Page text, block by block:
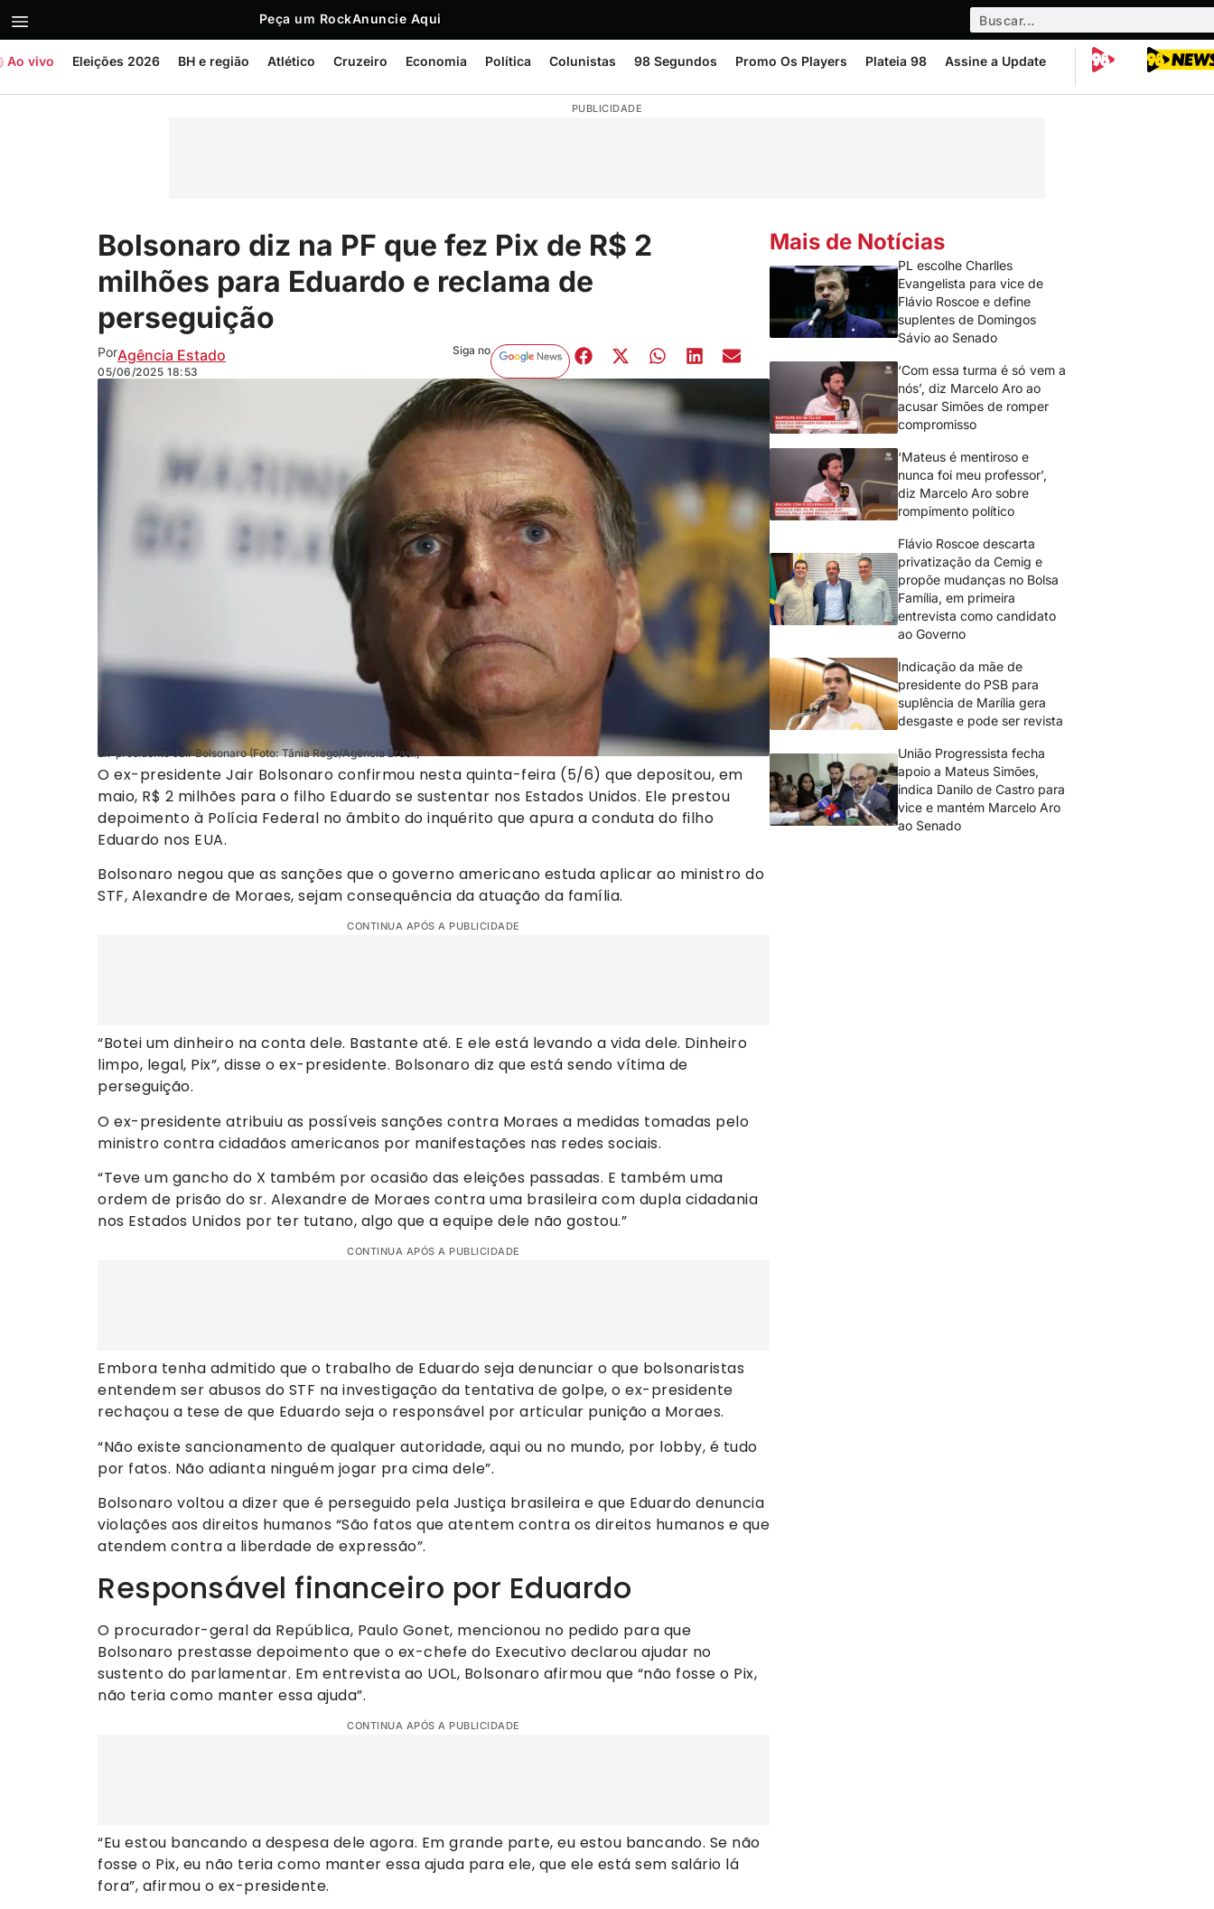
Peça um RockAnuncie Aqui
Ao vivo Eleições 2026 BH e região Atlético Cruzeiro Economia Política Colunistas 98 Segundos Promo Os Players Plateia 98 Assine a Update
PUBLICIDADE
Bolsonaro diz na PF que fez Pix de R$ 2
milhões para Eduardo e reclama de
perseguição
PorAgência Estado
05/06/2025 18:53
Siga no
Ex-presidente Jair Bolsonaro (Foto: Tânia Rego/Agência Brasil)
O ex-presidente Jair Bolsonaro confirmou nesta quinta-feira (5/6) que depositou, em
maio, R$ 2 milhões para o filho Eduardo se sustentar nos Estados Unidos. Ele prestou
depoimento à Polícia Federal no âmbito do inquérito que apura a conduta do filho
Eduardo nos EUA.
Bolsonaro negou que as sanções que o governo americano estuda aplicar ao ministro do
STF, Alexandre de Moraes, sejam consequência da atuação da família.
CONTINUA APÓS A PUBLICIDADE
“Botei um dinheiro na conta dele. Bastante até. E ele está levando a vida dele. Dinheiro
limpo, legal, Pix”, disse o ex-presidente. Bolsonaro diz que está sendo vítima de
perseguição.
O ex-presidente atribuiu as possíveis sanções contra Moraes a medidas tomadas pelo
ministro contra cidadãos americanos por manifestações nas redes sociais.
“Teve um gancho do X também por ocasião das eleições passadas. E também uma
ordem de prisão do sr. Alexandre de Moraes contra uma brasileira com dupla cidadania
nos Estados Unidos por ter tutano, algo que a equipe dele não gostou.”
CONTINUA APÓS A PUBLICIDADE
Embora tenha admitido que o trabalho de Eduardo seja denunciar o que bolsonaristas
entendem ser abusos do STF na investigação da tentativa de golpe, o ex-presidente
rechaçou a tese de que Eduardo seja o responsável por articular punição a Moraes.
“Não existe sancionamento de qualquer autoridade, aqui ou no mundo, por lobby, é tudo
por fatos. Não adianta ninguém jogar pra cima dele”.
Bolsonaro voltou a dizer que é perseguido pela Justiça brasileira e que Eduardo denuncia
violações aos direitos humanos “São fatos que atentem contra os direitos humanos e que
atendem contra a liberdade de expressão”.
Responsável financeiro por Eduardo
O procurador-geral da República, Paulo Gonet, mencionou no pedido para que
Bolsonaro prestasse depoimento que o ex-chefe do Executivo declarou ajudar no
sustento do parlamentar. Em entrevista ao UOL, Bolsonaro afirmou que “não fosse o Pix,
não teria como manter essa ajuda”.
CONTINUA APÓS A PUBLICIDADE
“Eu estou bancando a despesa dele agora. Em grande parte, eu estou bancando. Se não
fosse o Pix, eu não teria como manter essa ajuda para ele, que ele está sem salário lá
fora”, afirmou o ex-presidente.
Mais de Notícias
PL escolhe Charlles
Evangelista para vice de
Flávio Roscoe e define
suplentes de Domingos
Sávio ao Senado
‘Com essa turma é só vem a
nós’, diz Marcelo Aro ao
acusar Simões de romper
compromisso
‘Mateus é mentiroso e
nunca foi meu professor’,
diz Marcelo Aro sobre
rompimento político
Flávio Roscoe descarta
privatização da Cemig e
propõe mudanças no Bolsa
Família, em primeira
entrevista como candidato
ao Governo
Indicação da mãe de
presidente do PSB para
suplência de Marília gera
desgaste e pode ser revista
União Progressista fecha
apoio a Mateus Simões,
indica Danilo de Castro para
vice e mantém Marcelo Aro
ao Senado